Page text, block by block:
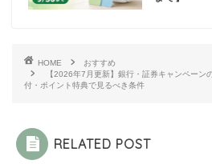
HOME
おすすめ
【2026年7月更新】銀行・証券キャンペーン
付・ポイント特典で見るべき条件
RELATED POST